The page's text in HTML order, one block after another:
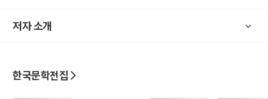
저자 소개
한국문학전집